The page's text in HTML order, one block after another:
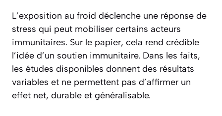
L’exposition au froid déclenche une réponse de
stress qui peut mobiliser certains acteurs
immunitaires. Sur le papier, cela rend crédible
l’idée d’un soutien immunitaire. Dans les faits,
les études disponibles donnent des résultats
variables et ne permettent pas d’affirmer un
effet net, durable et généralisable.